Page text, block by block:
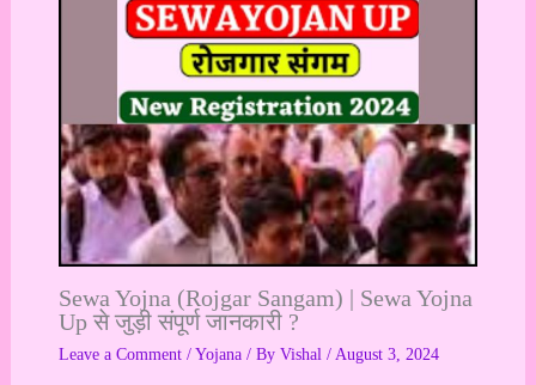
Sewa Yojna (Rojgar Sangam) | Sewa Yojna
Up से जुड़ी संपूर्ण जानकारी ?
Leave a Comment / Yojana/ By Vishal / August 3, 2024